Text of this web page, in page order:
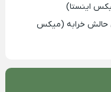
اینستا)
حالش خرابه (میکس